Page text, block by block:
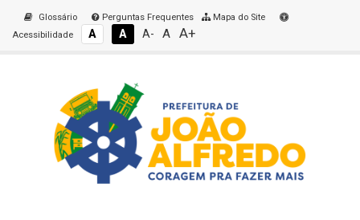
Glossário Perguntas Frequentes
Mapa do Site
Acessibilidade
A A A- A A+